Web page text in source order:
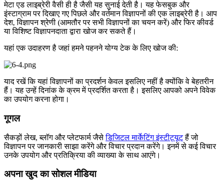
मेटा एड लाइब्रेरी वैसी ही है जैसी यह सुनाई देती है। यह फेसबुक और
इंस्टाग्राम पर दिखाए गए पिछले और वर्तमान विज्ञापनों की एक लाइब्रेरी है। आप
देश, विज्ञापन श्रेणी (आमतौर पर सभी विज्ञापनों का चयन करें) और फिर कीवर्ड
या विशिष्ट विज्ञापनदाता द्वारा खोज कर सकते हैं।
यहां एक उदाहरण है जहां हमने पहनने योग्य टेक के लिए खोज की:
याद रखें कि यहां विज्ञापनों का प्रदर्शन केवल इसलिए नहीं है क्योंकि वे बेहतरीन
हैं। यह उन्हें दिनांक के क्रम में प्रदर्शित करता है। इसलिए आपको अपने विवेक
का उपयोग करना होगा।
गूगल
सैकड़ों लेख, ब्लॉग और प्लेटफार्म जैसेडिजिटल मार्केटिंग इंस्टीट्यूटहैं जो
विज्ञापन पर जानकारी साझा करेंगे और विचार प्रदान करेंगे। इनमें से कई विचार
उनके उपयोग और प्रतिक्रिया की व्याख्या के साथ आएंगे।
अपना खुद का सोशल मीडिया